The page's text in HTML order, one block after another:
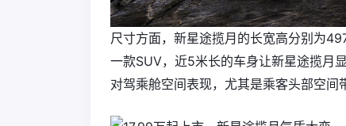
尺寸方面，新星途揽月的长宽高分别为
一款SUV，近5米长的车身让新星途揽月
对驾乘舱空间表现，尤其是乘客头部空间